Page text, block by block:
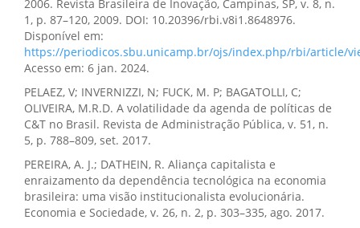
2006. Revista Brasileira de Inovação, Campinas, SP, v. 8, n.
1, p. 87–120, 2009. DOI: 10.20396/rbi.v8i1.8648976.
Disponível em:
https://periodicos.sbu.unicamp.br/ojs/index.php/rbi/article/
Acesso em: 6 jan. 2024.
PELAEZ, V; INVERNIZZI, N; FUCK, M. P; BAGATOLLI, C;
OLIVEIRA, M.R.D. A volatilidade da agenda de políticas de
C&T no Brasil. Revista de Administração Pública, v. 51, n.
5, p. 788–809, set. 2017.
PEREIRA, A. J.; DATHEIN, R. Aliança capitalista e
enraizamento da dependência tecnológica na economia
brasileira: uma visão institucionalista evolucionária.
Economia e Sociedade, v. 26, n. 2, p. 303–335, ago. 2017.